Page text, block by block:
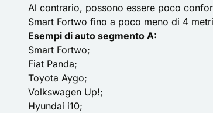
Al contrario, possono essere poco
Smart Fortwo fino a poco meno di 4
Esempi di auto segmento A:
Smart Fortwo;
Fiat Panda;
Toyota Aygo;
Volkswagen Up!;
Hyundai i10;